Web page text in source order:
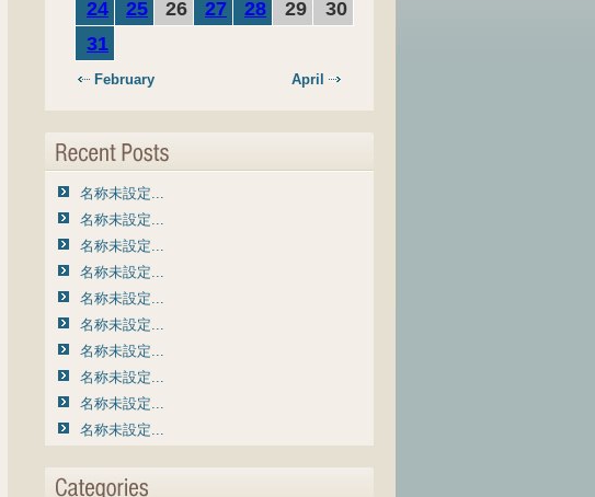
24
25 26 27 28 29
30
31
February April
名称未設定...
名称未設定...
名称未設定...
名称未設定...
名称未設定...
名称未設定...
名称未設定...
名称未設定...
名称未設定...
名称未設定...